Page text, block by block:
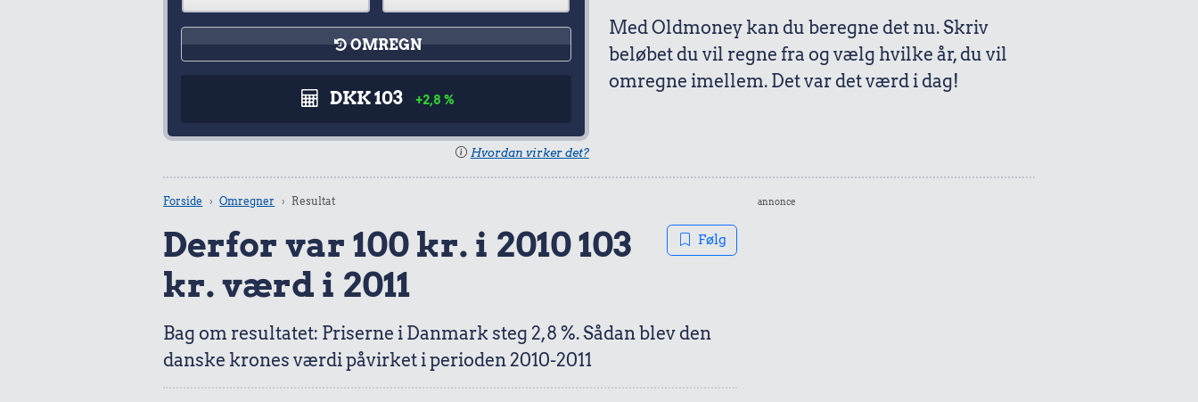
OMREGN
DKK 103 +2,8 %
Hvordan virker det?
Med Oldmoney kan du beregne det nu. Skriv
beløbet du vil regne fra og vælg hvilke år, du vil
omregne imellem. Det var det værd i dag!
Forside Omregner Resultat
Derfor var 100 kr. i 2010 103
kr. værd i 2011
Følg
Bag om resultatet: Priserne i Danmark steg 2,8 %. Sådan blev den
danske krones værdi påvirket i perioden 2010-2011
annonce